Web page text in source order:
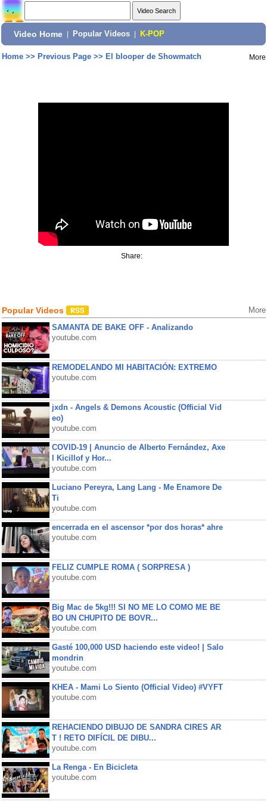
Video Home Popular Videos K-POP
Home>> Previous Page>> El blooper de Showmatch More
Share:
Popular Videos More
SAMANTA DE BAKE OFF - Analizando
youtube.com
REMODELANDO MI HABITACIÓN: EXTREMO
youtube.com
jxdn - Angels & Demons Acoustic (Official Vid
eo)
youtube.com
COVID-19 | Anuncio de Alberto Fernández, Axe
l Kicillof y Hor...
youtube.com
Luciano Pereyra, Lang Lang - Me Enamore De
Ti
youtube.com
encerrada en el ascensor *por dos horas* ahre
youtube.com
FELIZ CUMPLE ROMA ( SORPRESA )
youtube.com
Big Mac de 5kg!!! SI NO ME LO COMO ME BE
BO UN CHUPITO DE BOVR...
youtube.com
Gasté 100,000 USD haciendo este video! | Salo
mondrin
youtube.com
KHEA - Mami Lo Siento (Official Video) #VYFT
youtube.com
REHACIENDO DIBUJO DE SANDRA CIRES AR
T ! RETO DIFÍCIL DE DIBU...
youtube.com
La Renga - En Bicicleta
youtube.com